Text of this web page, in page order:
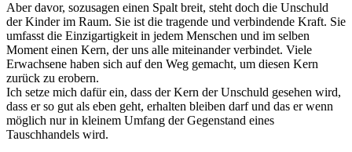
Aber davor, sozusagen einen Spalt breit, steht doch die Unschuld
der Kinder im Raum. Sie ist die tragende und verbindende Kraft. Sie
umfasst die Einzigartigkeit in jedem Menschen und im selben
Moment einen Kern, der uns alle miteinander verbindet. Viele
Erwachsene haben sich auf den Weg gemacht, um diesen Kern
zurück zu erobern.
Ich setze mich dafür ein, dass der Kern der Unschuld gesehen wird,
dass er so gut als eben geht, erhalten bleiben darf und das er wenn
möglich nur in kleinem Umfang der Gegenstand eines
Tauschhandels wird.